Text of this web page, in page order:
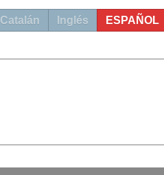
Catalán Inglés ESPAÑOL